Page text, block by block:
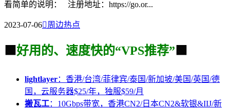
看简单的说明： 注册地址：https://go.or...
2023-07-06周边热点
🟩 好用的、速度快的“VPS推荐” 🟩
lightlayer：香港/台湾/菲律宾/泰国/新加坡/美国/英国/德
国，云服务器$25/年，独服$59/月
搬瓦工：10Gbps带宽，香港CN2/日本CN2&软银&IIJ/新